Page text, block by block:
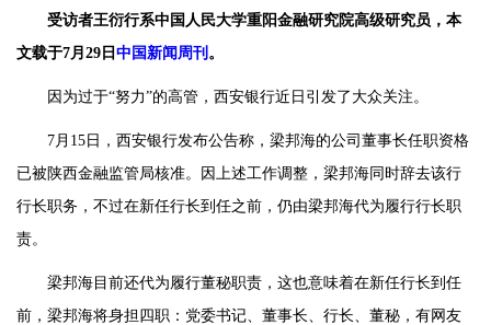
受访者王衍行系中国人民大学重阳金融研究院高级研究员，本
文载于7月29日 中国新闻周刊 。
因为过于“努力”的高管，西安银行近日引发了大众关注。
7月15日，西安银行发布公告称，梁邦海的公司董事长任职资格
已被陕西金融监管局核准。因上述工作调整，梁邦海同时辞去该行
行长职务，不过在新任行长到任之前，仍由梁邦海代为履行行长职
责。
梁邦海目前还代为履行董秘职责，这也意味着在新任行长到任
前，梁邦海将身担四职：党委书记、董事长、行长、董秘，有网友